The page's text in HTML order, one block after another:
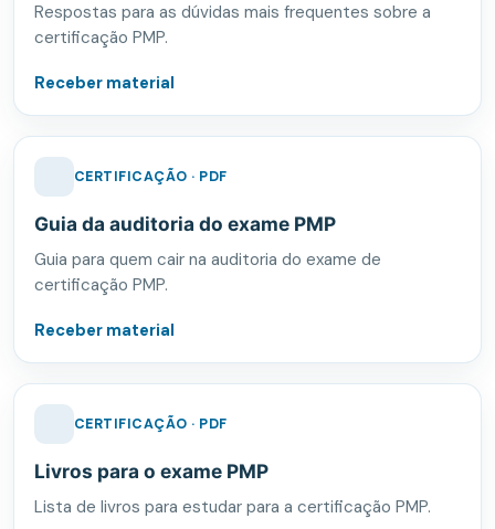
Respostas para as dúvidas mais frequentes sobre a
certificação PMP.
Receber material
CERTIFICAÇÃO · PDF
Guia da auditoria do exame PMP
Guia para quem cair na auditoria do exame de
certificação PMP.
Receber material
CERTIFICAÇÃO · PDF
Livros para o exame PMP
Lista de livros para estudar para a certificação PMP.